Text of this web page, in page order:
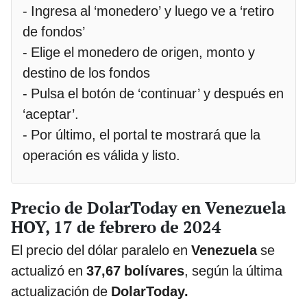
- Ingresa al ‘monedero’ y luego ve a ‘retiro
de fondos’
- Elige el monedero de origen, monto y
destino de los fondos
- Pulsa el botón de ‘continuar’ y después en
‘aceptar’.
- Por último, el portal te mostrará que la
operación es válida y listo.
Precio de DolarToday en Venezuela
HOY, 17 de febrero de 2024
El precio del dólar paralelo en Venezuelase
actualizó en 37,67 bolívares, según la última
actualización de DolarToday.